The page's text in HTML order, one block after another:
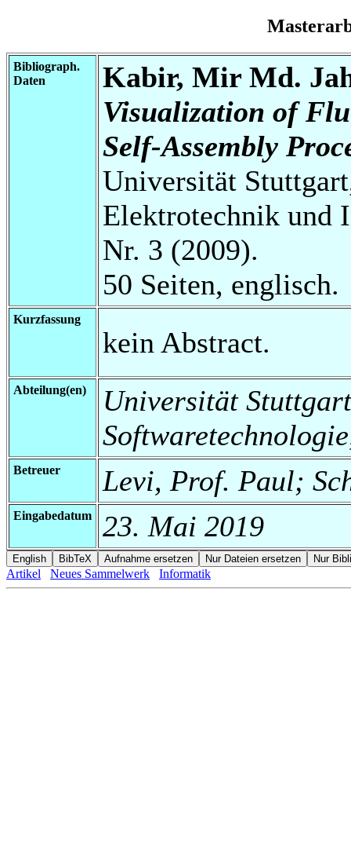
Bibliograph.
Daten
Kabir, Mir Md.
Visualization of
Self-Assembly
Universität
Elektrotechnik und
Nr. 3 (2009).
50 Seiten, englisch.
Kurzfassung
kein Abstract.
Abteilung(en)
Universität
Betreuer Levi, Prof. Paul;
Eingabedatum 23. Mai 2019
Artikel Neues Sammelwerk Informatik